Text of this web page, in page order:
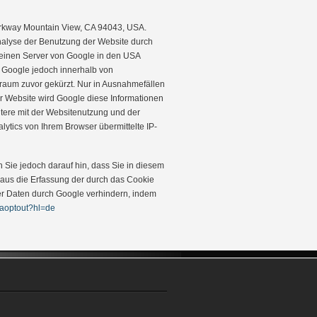
Mountain View, CA 94043, USA.
der Benutzung der Website durch
Server von Google in den USA
jedoch innerhalb von
zuvor gekürzt. Nur in Ausnahmefällen
Website wird Google diese Informationen
mit der Websitenutzung und der
von Ihrem Browser übermittelte IP-
jedoch darauf hin, dass Sie in diesem
die Erfassung der durch das Cookie
Daten durch Google verhindern, indem